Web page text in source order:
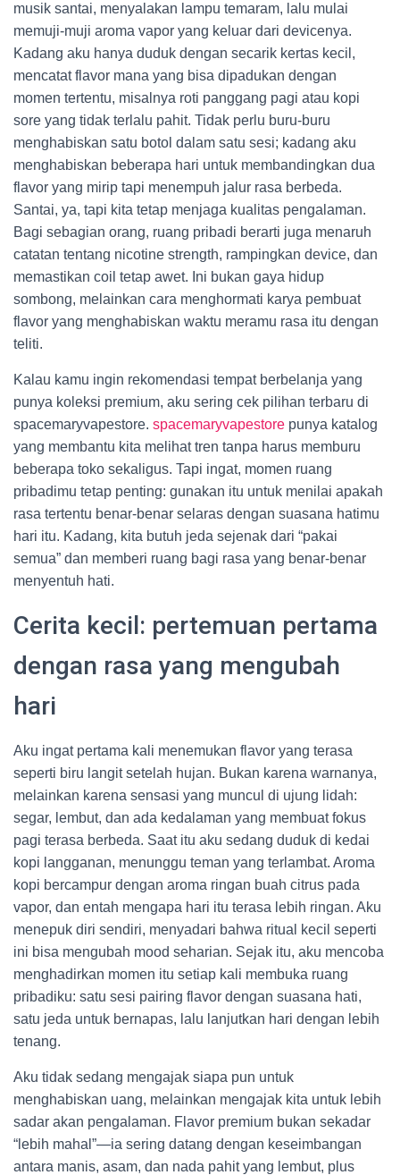
musik santai, menyalakan lampu temaram, lalu mulai
memuji-muji aroma vapor yang keluar dari devicenya.
Kadang aku hanya duduk dengan secarik kertas kecil,
mencatat flavor mana yang bisa dipadukan dengan
momen tertentu, misalnya roti panggang pagi atau kopi
sore yang tidak terlalu pahit. Tidak perlu buru-buru
menghabiskan satu botol dalam satu sesi; kadang aku
menghabiskan beberapa hari untuk membandingkan dua
flavor yang mirip tapi menempuh jalur rasa berbeda.
Santai, ya, tapi kita tetap menjaga kualitas pengalaman.
Bagi sebagian orang, ruang pribadi berarti juga menaruh
catatan tentang nicotine strength, rampingkan device, dan
memastikan coil tetap awet. Ini bukan gaya hidup
sombong, melainkan cara menghormati karya pembuat
flavor yang menghabiskan waktu meramu rasa itu dengan
teliti.
Kalau kamu ingin rekomendasi tempat berbelanja yang
punya koleksi premium, aku sering cek pilihan terbaru di
spacemaryvapestore. spacemaryvapestore punya katalog
yang membantu kita melihat tren tanpa harus memburu
beberapa toko sekaligus. Tapi ingat, momen ruang
pribadimu tetap penting: gunakan itu untuk menilai apakah
rasa tertentu benar-benar selaras dengan suasana hatimu
hari itu. Kadang, kita butuh jeda sejenak dari “pakai
semua” dan memberi ruang bagi rasa yang benar-benar
menyentuh hati.
Cerita kecil: pertemuan pertama
dengan rasa yang mengubah
hari
Aku ingat pertama kali menemukan flavor yang terasa
seperti biru langit setelah hujan. Bukan karena warnanya,
melainkan karena sensasi yang muncul di ujung lidah:
segar, lembut, dan ada kedalaman yang membuat fokus
pagi terasa berbeda. Saat itu aku sedang duduk di kedai
kopi langganan, menunggu teman yang terlambat. Aroma
kopi bercampur dengan aroma ringan buah citrus pada
vapor, dan entah mengapa hari itu terasa lebih ringan. Aku
menepuk diri sendiri, menyadari bahwa ritual kecil seperti
ini bisa mengubah mood seharian. Sejak itu, aku mencoba
menghadirkan momen itu setiap kali membuka ruang
pribadiku: satu sesi pairing flavor dengan suasana hati,
satu jeda untuk bernapas, lalu lanjutkan hari dengan lebih
tenang.
Aku tidak sedang mengajak siapa pun untuk
menghabiskan uang, melainkan mengajak kita untuk lebih
sadar akan pengalaman. Flavor premium bukan sekadar
“lebih mahal”—ia sering datang dengan keseimbangan
antara manis, asam, dan nada pahit yang lembut, plus